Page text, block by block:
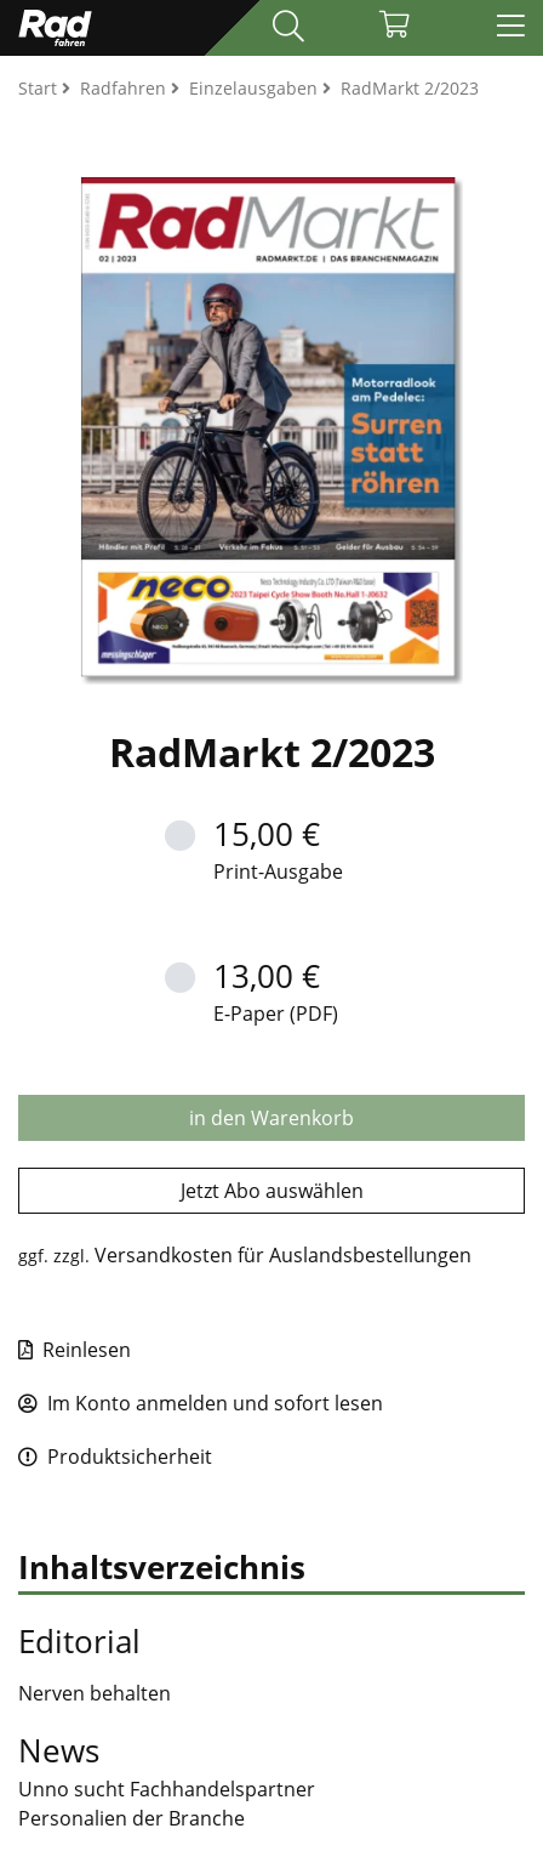
Start Radfahren Einzelausgaben RadMarkt 2/2023
RadMarkt 2/2023
15,00 €
Print-Ausgabe
13,00 €
E-Paper (PDF)
in den Warenkorb
Jetzt Abo auswählen
ggf. zzgl. Versandkosten für Auslandsbestellungen
Reinlesen
Im Konto anmelden und sofort lesen
Produktsicherheit
Inhaltsverzeichnis
Editorial
Nerven behalten
News
Unno sucht Fachhandelspartner
Personalien der Branche